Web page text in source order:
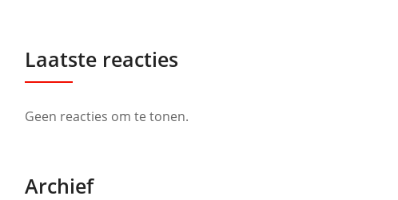
Laatste reacties
Geen reacties om te tonen.
Archief